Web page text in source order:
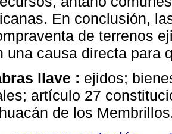
En conclusión,
de terrenos
una causa directa para
llave : ejidos;
artículo 27
de los